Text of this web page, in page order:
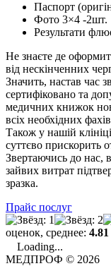
Паспорт
Фото 3×4 -2шт.
Результати
Не знаєте де
від нескінченних
Значить, настав час
сертифіковано та
медичних книжок
всіх необхідних
Також у нашій
суттєво прискорить
Звертаючись до нас,
зайвих витрат
зразка.
Прайс послуг
оценок, среднее: 4.81
Loading...
МЕДПРОФ © 2026